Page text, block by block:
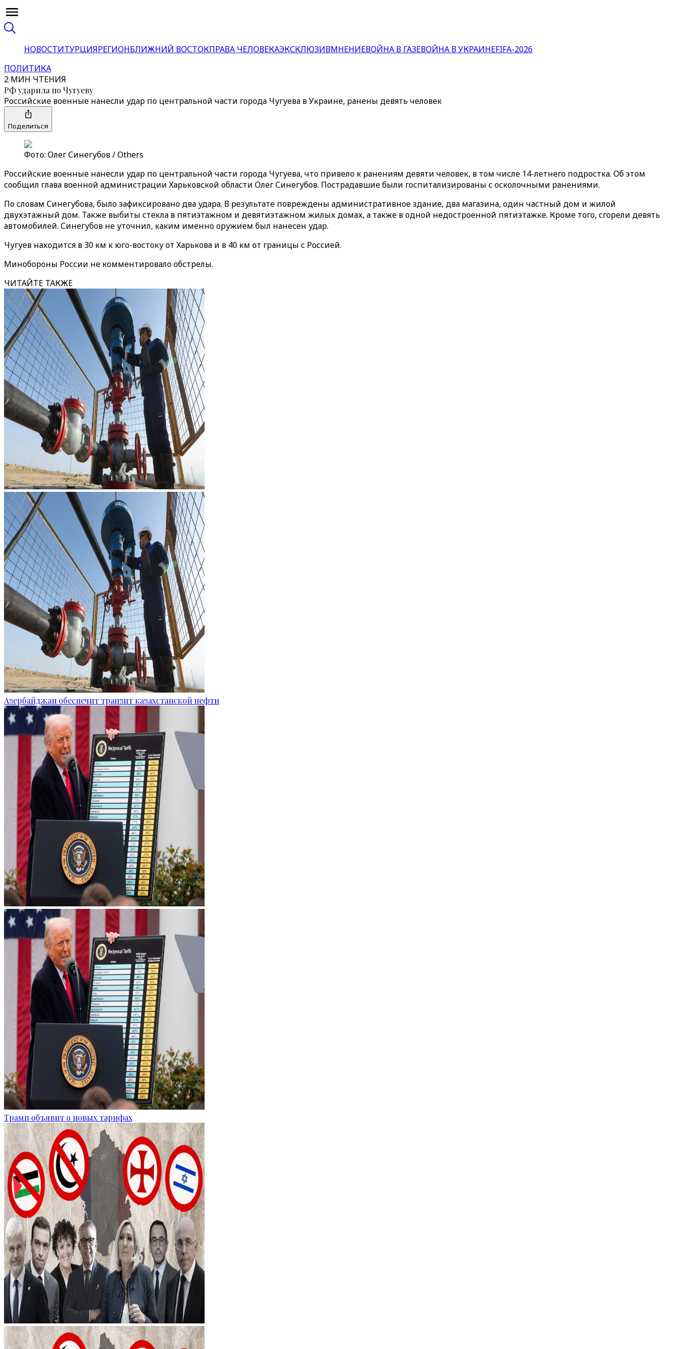
НОВОСТИТУРЦИЯРЕГИОНБЛИЖНИЙ ВОСТОКПРАВА ЧЕЛОВЕКАЭКСКЛЮЗИВМНЕНИЕВОЙНА В ГАЗЕВОЙНА В УКРАИНЕFIFA-2026
ПОЛИТИКА
2 МИН ЧТЕНИЯ
РФ ударила по Чугуеву
Российские военные нанесли удар по центральной части города Чугуева в Украине, ранены девять человек
Поделиться
Фото: Олег Синегубов / Others
Российские военные нанесли удар по центральной части города Чугуева, что привело к ранениям девяти человек, в том числе 14-летнего подростка. Об этом
сообщил глава военной администрации Харьковской области Олег Синегубов. Пострадавшие были госпитализированы с осколочными ранениями.
По словам Синегубова, было зафиксировано два удара. В результате повреждены административное здание, два магазина, один частный дом и жилой
двухэтажный дом. Также выбиты стекла в пятиэтажном и девятиэтажном жилых домах, а также в одной недостроенной пятиэтажке. Кроме того, сгорели девять
автомобилей. Синегубов не уточнил, каким именно оружием был нанесен удар.
Чугуев находится в 30 км к юго-востоку от Харькова и в 40 км от границы с Россией.
Минобороны России не комментировало обстрелы.
ЧИТАЙТЕ ТАКЖЕ
Азербайджан обеспечит транзит казахстанской нефти
Трамп объявит о новых тарифах